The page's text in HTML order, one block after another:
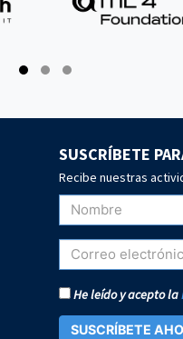
SUSCRÍBETE
Recibe nuestras
He leído y acepto la
SUSCRÍBETE